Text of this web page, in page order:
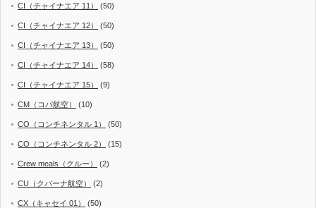
CI（チャイナエア 11） (50)
CI（チャイナエア 12） (50)
CI（チャイナエア 13） (50)
CI（チャイナエア 14） (58)
CI（チャイナエア 15） (9)
CM（コパ航空） (10)
CO（コンチネンタル 1） (50)
CO（コンチネンタル 2） (15)
Crew meals（クルー） (2)
CU（クバーナ航空） (2)
CX（キャセイ 01） (50)